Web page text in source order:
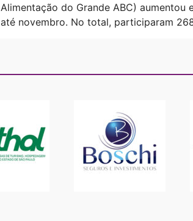
Alimentação do Grande ABC) aumentou
até novembro. No total, participaram